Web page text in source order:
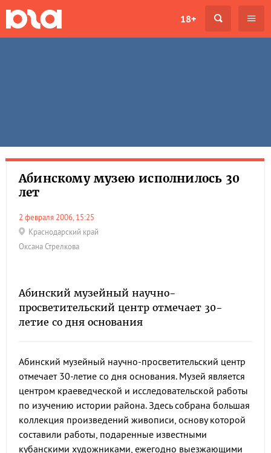
18+
Абинскому музею исполнилось 30
лет
2 февраля 2006, 15:25
Краснодарский край
Оксана Стрелкова
Абинский музейный научно-
просветительский центр отмечает 30-
летие со дня основания
Абинский музейный научно-просветительский центр
отмечает 30-летие со дня основания. Музей является
центром краеведческой и исследовательской работы
по изучению истории района. Здесь собрана большая
коллекция произведений живописи, основу которой
составили работы, подаренные известными
кубанскими художниками, ежегодно выезжающими